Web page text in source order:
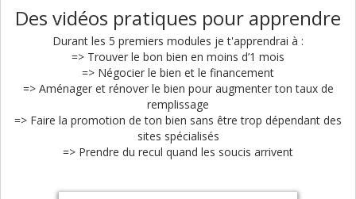
Des vidéos pratiques pour apprendre
Durant les 5 premiers modules je t'apprendrai à :
=> Trouver le bon bien en moins d’1 mois
=> Négocier le bien et le financement
=> Aménager et rénover le bien pour augmenter ton taux de
remplissage
=> Faire la promotion de ton bien sans être trop dépendant des
sites spécialisés
=> Prendre du recul quand les soucis arrivent